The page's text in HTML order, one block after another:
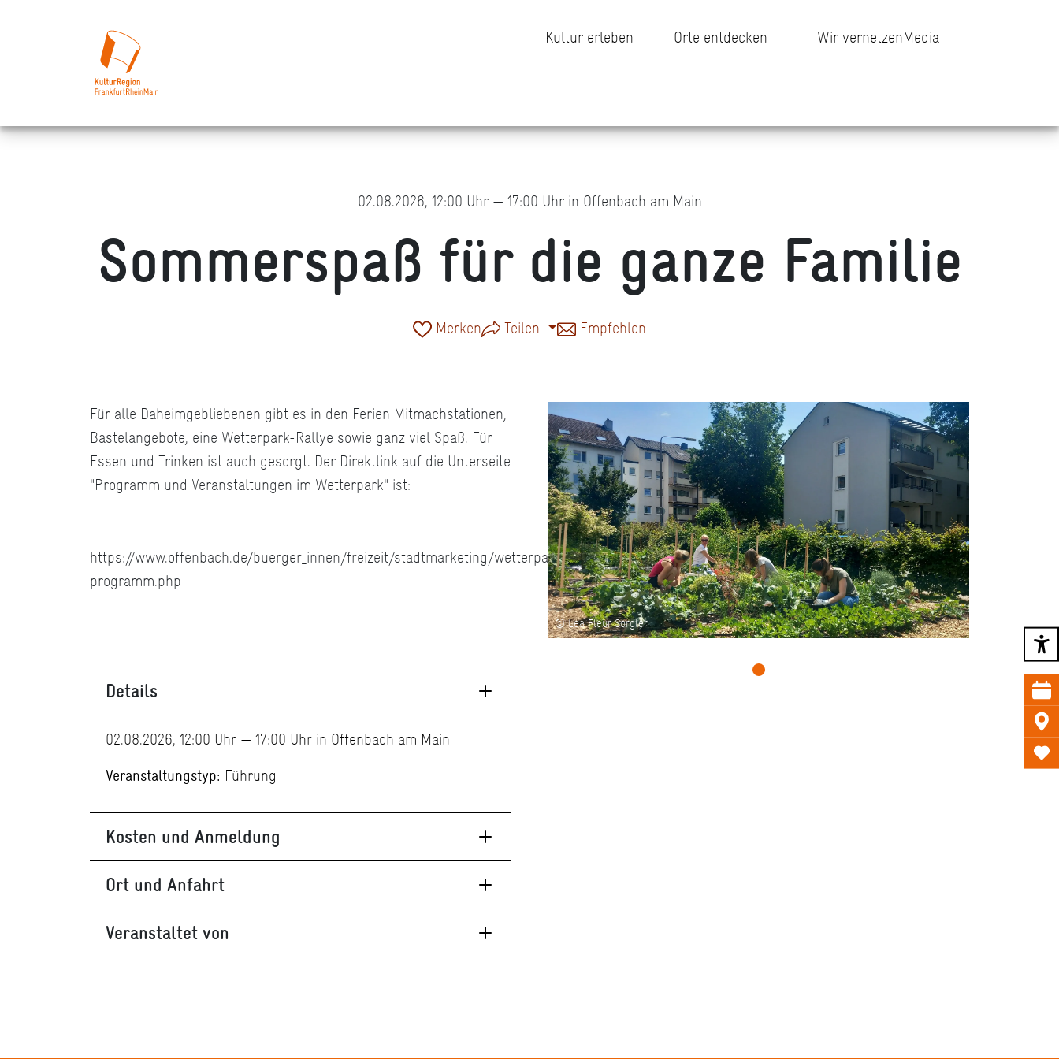
Kultur erleben Orte entdecken Wir vernetzenMedia
02.08.2026, 12:00 Uhr — 17:00 Uhr in Offenbach am Main
Sommerspaß für die ganze Familie
Merken Teilen Empfehlen
Für alle Daheimgebliebenen gibt es in den Ferien Mitmachstationen,
Bastelangebote, eine Wetterpark-Rallye sowie ganz viel Spaß. Für
Essen und Trinken ist auch gesorgt. Der Direktlink auf die Unterseite
"Programm und Veranstaltungen im Wetterpark" ist:
https://www.offenbach.de/buerger_innen/freizeit/stadtmarketing/wetterpark/wetterpark-
programm.php
Details
02.08.2026, 12:00 Uhr — 17:00 Uhr in Offenbach am Main
Veranstaltungstyp: Führung
Kosten und Anmeldung
Ort und Anfahrt
Veranstaltet von
© Lea Fleur Sorgler